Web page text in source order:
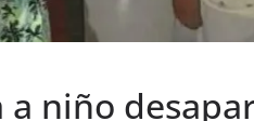
a niño